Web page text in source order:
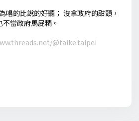
唱的比說的好聽； 沒拿政府的甜頭，
不當政府馬屁精。
@taike.taipei